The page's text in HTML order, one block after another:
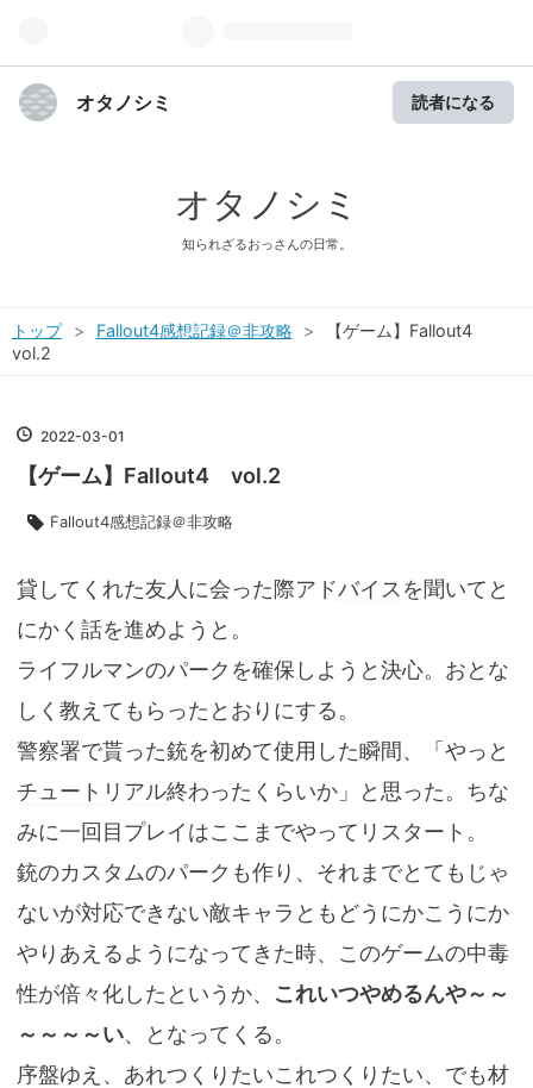
オタノシミ 読者になる
オタノシミ
知られざるおっさんの日常。
トップ > Fallout4感想記録＠非攻略 >
【ゲーム】Fallout4
vol.2
2022-03-01
【ゲーム】Fallout4 vol.2
Fallout4感想記録＠非攻略
貸してくれた友人に会った際アドバイス を聞いてと
にかく話を進めようと。
ライフルマンのパークを確保しようと決心。おとな
しく教えてもらったとおりにする。
警察署で貰った銃を初めて使用した瞬間、「やっと
チュートリアル終わったくらいか」と思った。ちな
みに一回目プレイはここまでやってリスタート。
銃のカスタムのパークも作り、それまでとてもじゃ
ないが対応できない敵キャラともどうにかこうにか
やりあえるようになってきた時、このゲームの中毒
性が倍々化したというか、 これいつやめるんや～～
～～～～い、となってくる。
序盤ゆえ、あれつくりたいこれつくりたい、でも材